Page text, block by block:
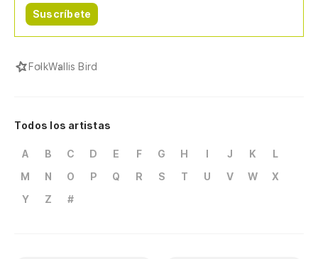
Suscríbete
FolkWallis Bird
Todos los artistas
A B C D E F G H I J K
L
M
N O P Q R S T U V W
X
Y
Z #